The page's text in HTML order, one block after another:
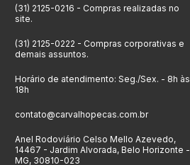
(31) 2125-0216 - Compras realizadas no
site.
(31) 2125-0222 - Compras corporativas e
demais assuntos.
Horário de atendimento: Seg./Sex. - 8h às
18h
contato@carvalhopecas.com.br
Anel Rodoviário Celso Mello Azevedo,
14467 - Jardim Alvorada, Belo Horizonte -
MG, 30810-023